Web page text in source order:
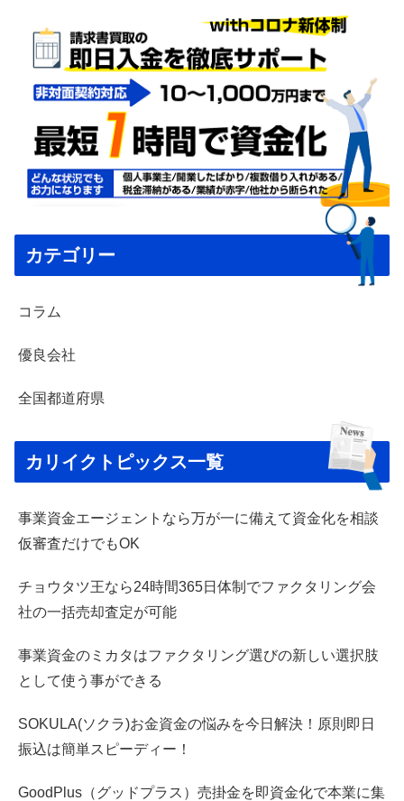
カテゴリー
コラム
優良会社
全国都道府県
カリイクトピックス一覧
事業資金エージェントなら万が一に備えて資金化を相談
仮審査だけでもOK
チョウタツ王なら24時間365日体制でファクタリング会
社の一括売却査定が可能
事業資金のミカタはファクタリング選びの新しい選択肢
として使う事ができる
SOKULA(ソクラ)お金資金の悩みを今日解決！原則即日
振込は簡単スピーディー！
GoodPlus（グッドプラス）売掛金を即資金化で本業に集